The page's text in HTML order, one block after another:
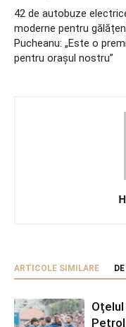
42 de autobuze
moderne pentru
Pucheanu: „Este o
pentru orașul nostru”
ARTICOLE SIMILARE